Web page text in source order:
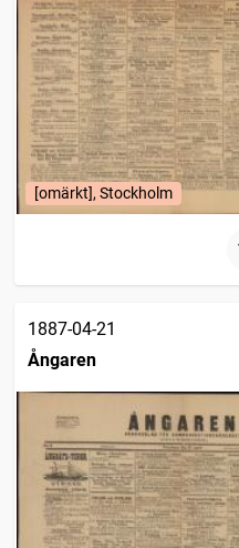
[omärkt], Stockholm
1887-04-21
Ångaren